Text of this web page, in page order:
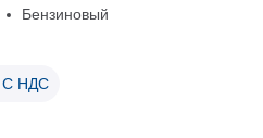
Бензиновый
С НДС